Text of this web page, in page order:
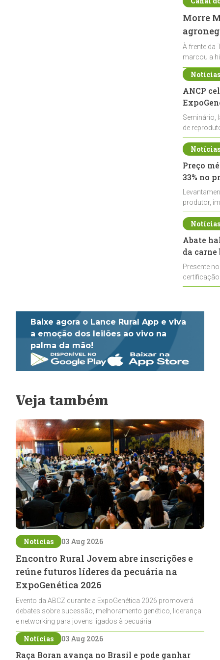
Morre
À frente da
marcou a
ANCP
Seminário,
de
durante a
Preço
33% no
produtor,
de leite cru
Abate
da
Presente
Baixe agora o Lance Rural App e viva
a emoção dos leilões ao vivo na
palma da mão!
Veja também
Notícias 03 Aug 2026
Encontro Rural Jovem abre inscrições e
reúne futuros líderes da pecuária na
ExpoGenética 2026
Evento da ABCZ durante a ExpoGenética 2026 promoverá
debates sobre sucessão, melhoramento genético, liderança
e networking para jovens ligados à pecuária
Notícias 03 Aug 2026
Raça Boran avança no Brasil e pode ganhar